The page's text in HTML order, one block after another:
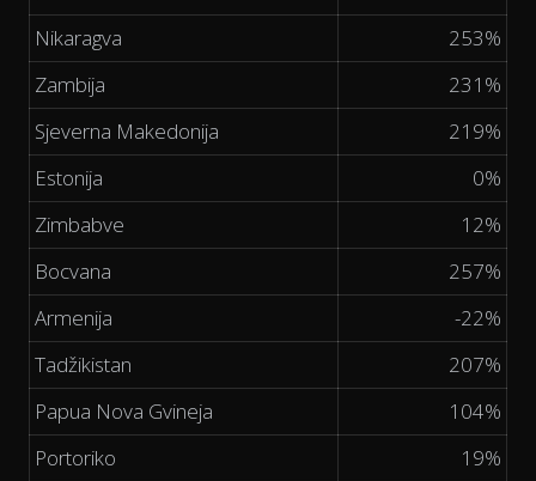
Nikaragva
253%
Zambija
231%
Sjeverna Makedonija
219%
Estonija
0%
Zimbabve
12%
Bocvana
257%
Armenija
-22%
Tadžikistan
207%
Papua Nova Gvineja
104%
Portoriko
19%